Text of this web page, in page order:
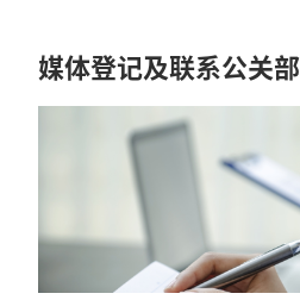
媒体登记及联系公关部